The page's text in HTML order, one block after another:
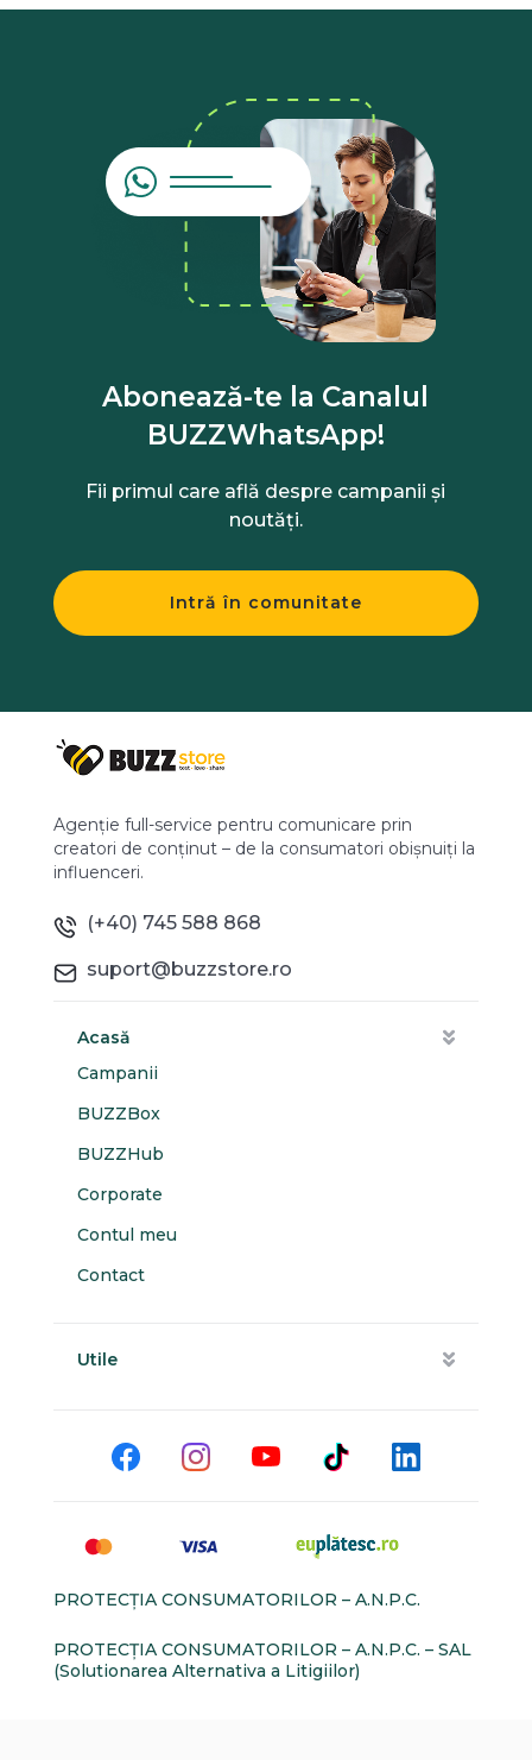
Abonează-te la Canalul
BUZZWhatsApp!
Fii primul care află despre campanii și
noutăți.
Intră în comunitate
Agenție full-service pentru comunicare prin
creatori de conținut – de la consumatori obișnuiți la
influenceri.
(+40) 745 588 868
suport@buzzstore.ro
Acasă
Campanii
BUZZBox
BUZZHub
Corporate
Contul meu
Contact
Utile
PROTECŢIA CONSUMATORILOR – A.N.P.C.
PROTECŢIA CONSUMATORILOR – A.N.P.C. – SAL
(Solutionarea Alternativa a Litigiilor)